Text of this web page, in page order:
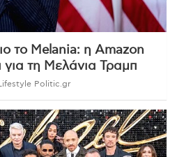
το Melania: η Amazon
για τη Μελάνια Τραμπ
Politic.gr